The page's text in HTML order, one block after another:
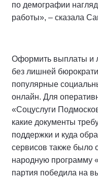
по демографии
работы», – сказала
Оформить выплаты и
без лишней
популярные
онлайн. Для
«Соцуслуги
какие документы
поддержки и куда
сервисов также было
народную программу
партия победила на